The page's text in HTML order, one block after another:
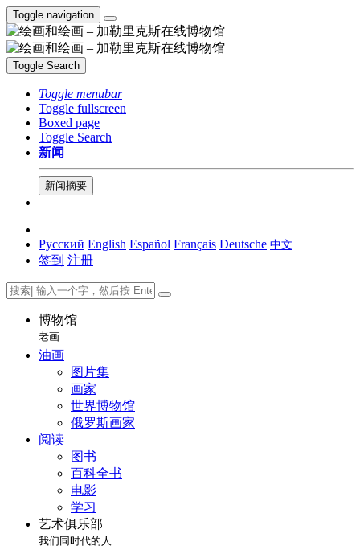
Toggle navigation
Toggle Search
Toggle menubar
Toggle fullscreen
Boxed page
Toggle Search
新闻
新闻摘要
Русский English Español Français Deutsche 中文
签到 注册
博物馆
老画
油画
图片集
画家
世界博物馆
俄罗斯画家
阅读
图书
百科全书
电影
学习
艺术俱乐部
我们同时代的人